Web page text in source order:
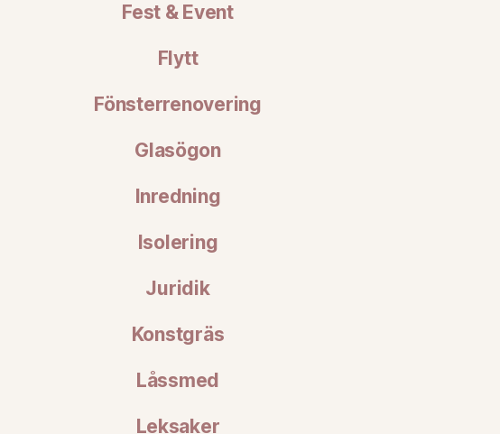
Fest & Event
Flytt
Fönsterrenovering
Glasögon
Inredning
Isolering
Juridik
Konstgräs
Låssmed
Leksaker